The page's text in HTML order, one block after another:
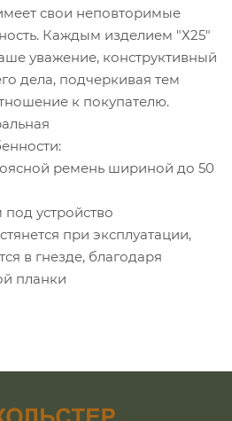
свои неповторимые
Каждым изделием "Х25"
уважение, конструктивный
дела, подчеркивая тем
к покупателю.
ремень шириной до 50
устройство
при эксплуатации,
в гнезде, благодаря
планки